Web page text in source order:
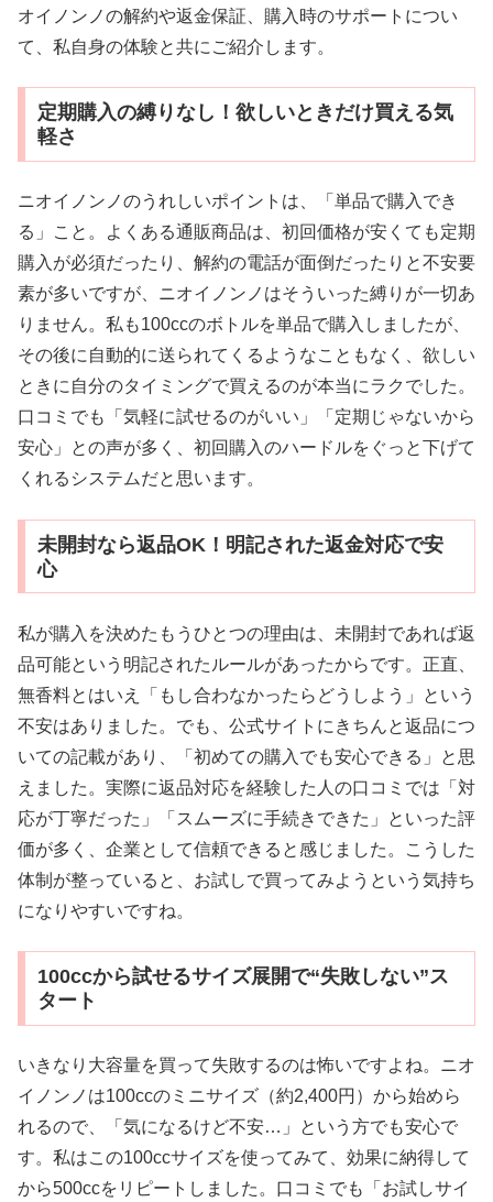
オイノンノの解約や返金保証、購入時のサポートについ
て、私自身の体験と共にご紹介します。
定期購入の縛りなし！欲しいときだけ買える気
軽さ
ニオイノンノのうれしいポイントは、「単品で購入でき
る」こと。よくある通販商品は、初回価格が安くても定期
購入が必須だったり、解約の電話が面倒だったりと不安要
素が多いですが、ニオイノンノはそういった縛りが一切あ
りません。私も100ccのボトルを単品で購入しましたが、
その後に自動的に送られてくるようなこともなく、欲しい
ときに自分のタイミングで買えるのが本当にラクでした。
口コミでも「気軽に試せるのがいい」「定期じゃないから
安心」との声が多く、初回購入のハードルをぐっと下げて
くれるシステムだと思います。
未開封なら返品OK！明記された返金対応で安
心
私が購入を決めたもうひとつの理由は、未開封であれば返
品可能という明記されたルールがあったからです。正直、
無香料とはいえ「もし合わなかったらどうしよう」という
不安はありました。でも、公式サイトにきちんと返品につ
いての記載があり、「初めての購入でも安心できる」と思
えました。実際に返品対応を経験した人の口コミでは「対
応が丁寧だった」「スムーズに手続きできた」といった評
価が多く、企業として信頼できると感じました。こうした
体制が整っていると、お試しで買ってみようという気持ち
になりやすいですね。
100ccから試せるサイズ展開で“失敗しない”ス
タート
いきなり大容量を買って失敗するのは怖いですよね。ニオ
イノンノは100ccのミニサイズ（約2,400円）から始めら
れるので、「気になるけど不安…」という方でも安心で
す。私はこの100ccサイズを使ってみて、効果に納得して
から500ccをリピートしました。口コミでも「お試しサイ